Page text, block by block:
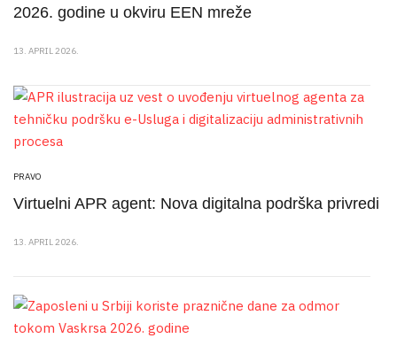
2026. godine u okviru EEN mreže
13. APRIL 2026.
PRAVO
Virtuelni APR agent: Nova digitalna podrška privredi
13. APRIL 2026.